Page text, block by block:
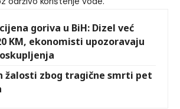
goriva u BiH: Dizel već
KM, ekonomisti upozoravaju
žalosti zbog tragične smrti pet